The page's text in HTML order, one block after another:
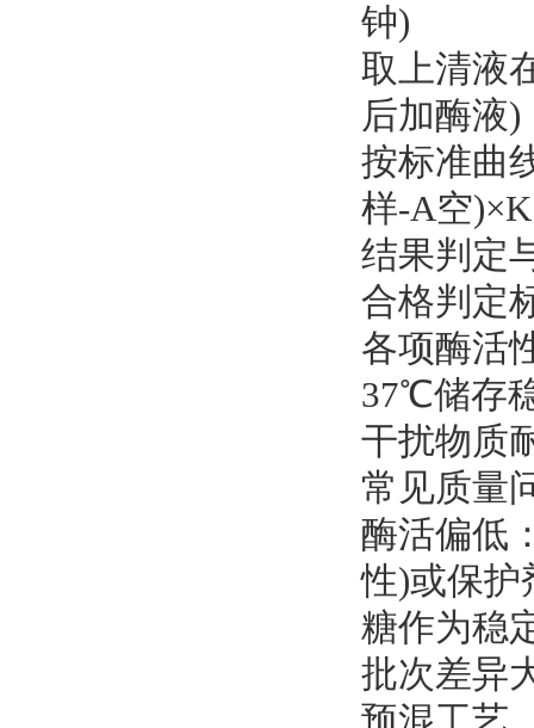
钟)
取上清液
后加酶液)
按标准曲
样-A空
结果判定
合格判定
各项酶活
37℃储存
干扰物质
常见质量
酶活偏低
性)或保护
糖作为稳
批次差异